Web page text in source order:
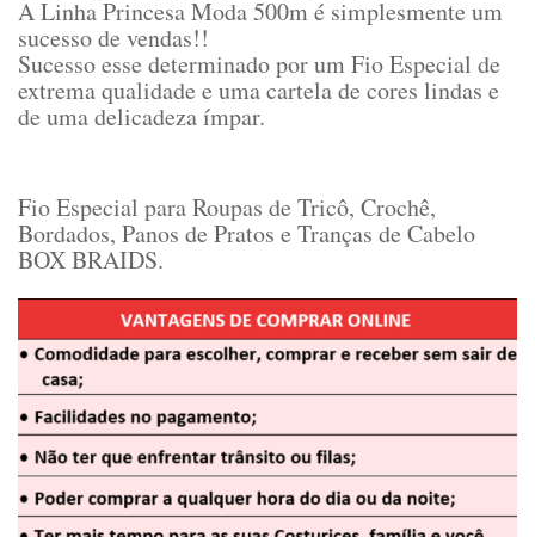
A Linha Princesa Moda 500m é simplesmente um
sucesso de vendas!!
Sucesso esse determinado por um Fio Especial de
extrema qualidade e uma cartela de cores lindas e
de uma delicadeza ímpar.
Fio Especial para Roupas de Tricô, Crochê,
Bordados, Panos de Pratos e Tranças de Cabelo
BOX BRAIDS.